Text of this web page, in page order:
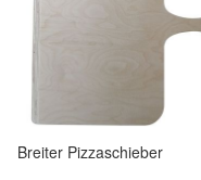
Breiter Pizzaschieber